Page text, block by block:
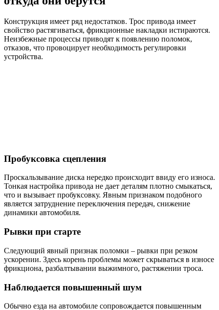
Конструкция имеет ряд недостатков. Трос привода имеет
свойство растягиваться, фрикционные накладки истираются.
Неизбежные процессы приводят к появлению поломок,
отказов, что провоцирует необходимость регулировки
устройства.
Пробуксовка сцепления
Проскальзывание диска нередко происходит ввиду его износа.
Тонкая настройка привода не дает деталям плотно смыкаться,
что и вызывает пробуксовку. Явным признаком подобного
является затруднение переключения передач, снижение
динамики автомобиля.
Рывки при старте
Следующий явный признак поломки – рывки при резком
ускорении. Здесь корень проблемы может скрываться в износе
фрикциона, разбалтывании выжимного, растяжении троса.
Наблюдается повышенный шум
Обычно езда на автомобиле сопровождается повышенным